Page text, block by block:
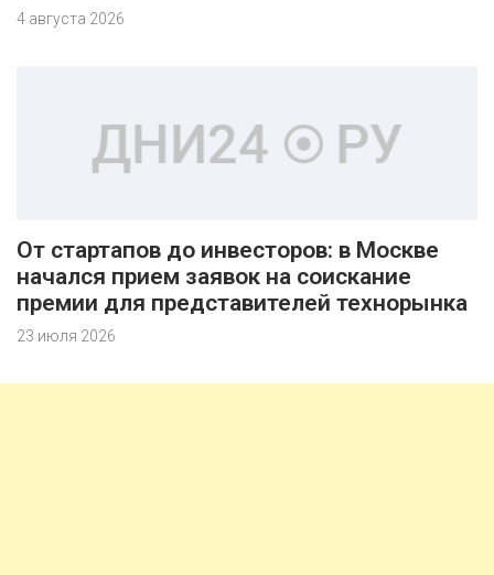
4 августа 2026
От стартапов до инвесторов: в Москве
начался прием заявок на соискание
премии для представителей технорынка
23 июля 2026